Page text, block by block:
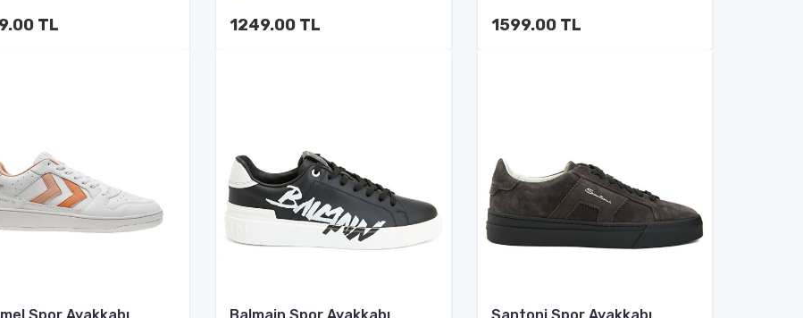
TL 1249.00 TL 1599.00 TL
Spor Ayakkabı Balmain Spor Ayakkabı Santoni Spor Ayakkabı